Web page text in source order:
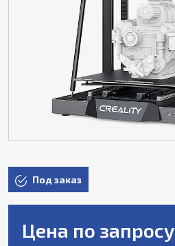
Под заказ
Цена по запросу